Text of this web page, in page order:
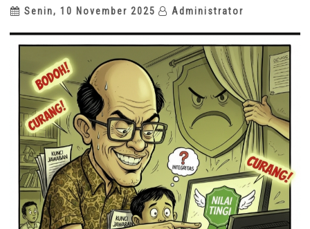
Senin, 10 November 2025 Administrator